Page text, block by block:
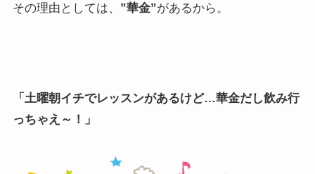
その理由としては、 ”華金”があるから。
「土曜朝イチでレッスンがあるけど…華金だし飲み行
っちゃえ～！」